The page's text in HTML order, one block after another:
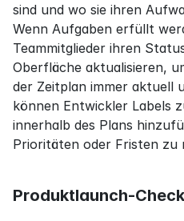
sind und wo sie ihren
Wenn Aufgaben erfüllt
Teammitglieder ihren
Oberfläche aktualisieren,
der Zeitplan immer aktuell
können Entwickler Labels
innerhalb des Plans
Prioritäten oder Fristen zu
Produktlaunch-